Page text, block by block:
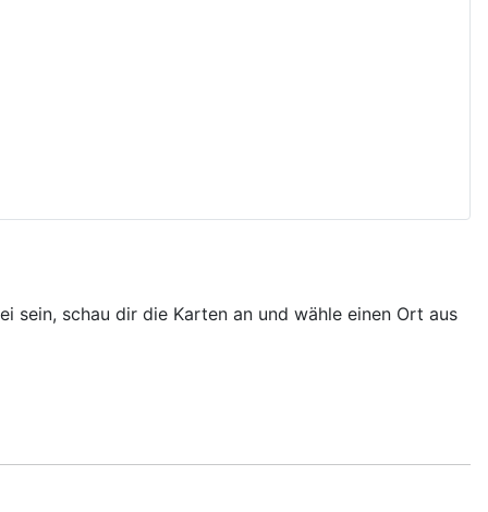
sein, schau dir die Karten an und wähle einen Ort aus